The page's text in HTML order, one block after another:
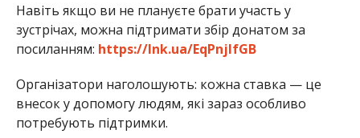
Навіть якщо ви не плануєте брати участь у
зустрічах, можна підтримати збір донатом за
посиланням: https://lnk.ua/EqPnjIfGB
Організатори наголошують: кожна ставка — це
внесок у допомогу людям, які зараз особливо
потребують підтримки.